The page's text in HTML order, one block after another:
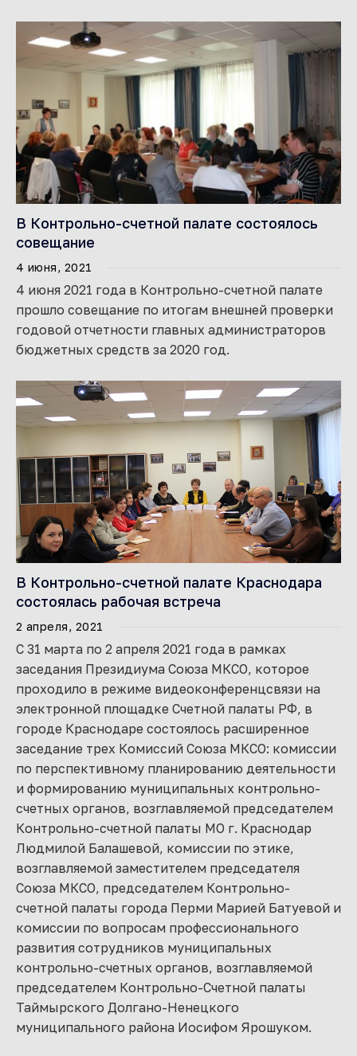
В Контрольно-счетной палате состоялось
совещание
4 июня, 2021
4 июня 2021 года в Контрольно-счетной палате
прошло совещание по итогам внешней проверки
годовой отчетности главных администраторов
бюджетных средств за 2020 год.
В Контрольно-счетной палате Краснодара
состоялась рабочая встреча
2 апреля, 2021
С 31 марта по 2 апреля 2021 года в рамках
заседания Президиума Союза МКСО, которое
проходило в режиме видеоконференцсвязи на
электронной площадке Счетной палаты РФ, в
городе Краснодаре состоялось расширенное
заседание трех Комиссий Союза МКСО: комиссии
по перспективному планированию деятельности
и формированию муниципальных контрольно-
счетных органов, возглавляемой председателем
Контрольно-счетной палаты МО г. Краснодар
Людмилой Балашевой, комиссии по этике,
возглавляемой заместителем председателя
Союза МКСО, председателем Контрольно-
счетной палаты города Перми Марией Батуевой и
комиссии по вопросам профессионального
развития сотрудников муниципальных
контрольно-счетных органов, возглавляемой
председателем Контрольно-Счетной палаты
Таймырского Долгано-Ненецкого
муниципального района Иосифом Ярошуком.